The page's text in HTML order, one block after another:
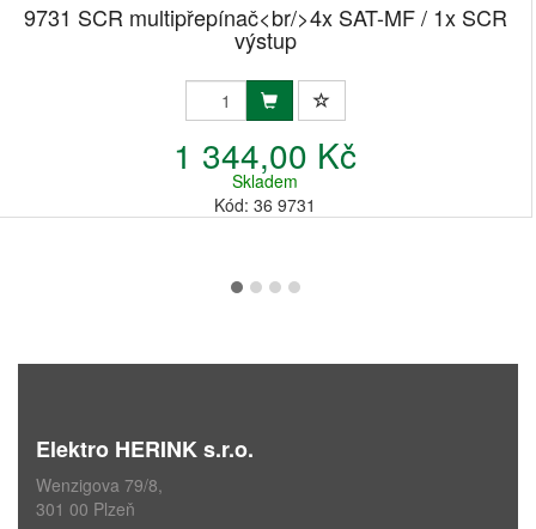
9731 SCR multipřepínač<br/>4x SAT-MF / 1x SCR
výstup
1 344,00 Kč
Skladem
Kód: 36 9731
Elektro HERINK s.r.o.
Wenzigova 79/8,
301 00 Plzeň